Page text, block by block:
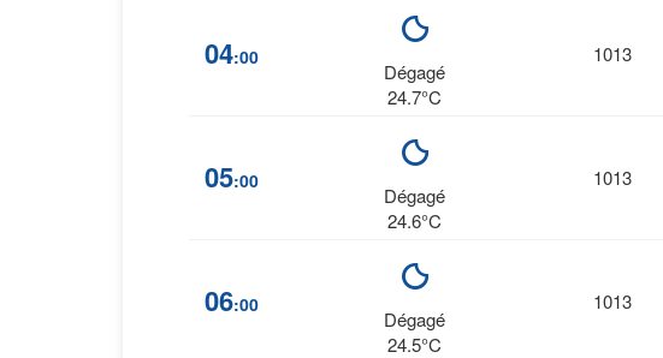
04:00
Dégagé
24.7°C
1013
05:00
Dégagé
24.6°C
1013
06:00
Dégagé
24.5°C
1013